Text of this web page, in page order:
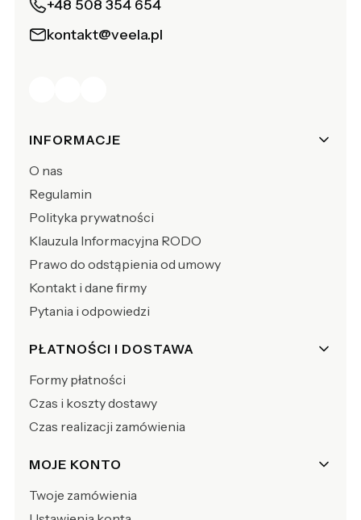
+48 508 354 654
kontakt@veela.pl
Linki w stopce
INFORMACJE
O nas
Regulamin
Polityka prywatności
Klauzula Informacyjna RODO
Prawo do odstąpienia od umowy
Kontakt i dane firmy
Pytania i odpowiedzi
PŁATNOŚCI I DOSTAWA
Formy płatności
Czas i koszty dostawy
Czas realizacji zamówienia
MOJE KONTO
Twoje zamówienia